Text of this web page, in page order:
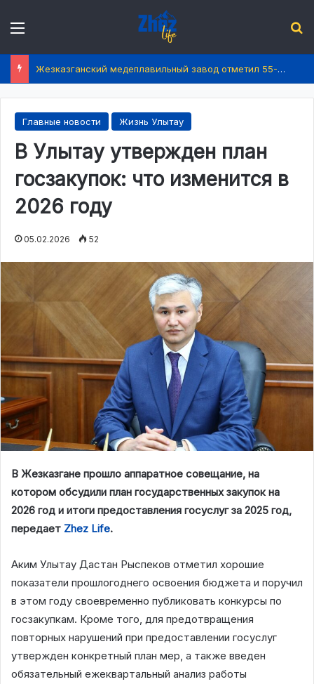
Жезказганский медеплавильный завод отметил 55-летие
Главные новости Жизнь Улытау
В Улытау утвержден план
госзакупок: что изменится в
2026 году
05.02.2026 52
В Жезказгане прошло аппаратное совещание, на
котором обсудили план государственных закупок на
2026 год и итоги предоставления госуслуг за 2025 год,
передает Zhez Life.
Аким Улытау Дастан Рыспеков отметил хорошие
показатели прошлогоднего освоения бюджета и поручил
в этом году своевременно публиковать конкурсы по
госзакупкам. Кроме того, для предотвращения
повторных нарушений при предоставлении госуслуг
утвержден конкретный план мер, а также введен
обязательный ежеквартальный анализ работы